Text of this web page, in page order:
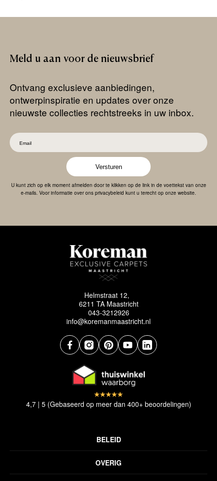
Meld u aan voor de nieuwsbrief
Ontvang exclusieve aanbiedingen,
ontwerpinspiratie en updates over onze
nieuwste collecties rechtstreeks in uw inbox.
Versturen
U kunt zich op elk moment afmelden door te klikken op de link in de voettekst van onze
e-mails. Voor informatie over ons privacybeleid kunt u terecht op onze website.
Helmstraat 12,
6211 TA Maastricht
043-3212926
info@koremanmaastricht.nl
OVERIG
BELEID
4,7 | 5 (Gebaseerd op meer dan 400+ beoordelingen)